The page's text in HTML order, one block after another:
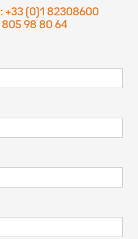
: +33 (0)1 82308600
805 98 80 64